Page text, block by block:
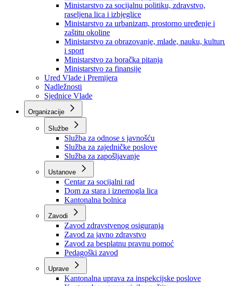
Ministarstvo za privredu
Ministarstvo za pravosuđe, upravu i radne odnose
Ministarstvo za unutrašnje poslove
Ministarstvo za socijalnu politiku, zdravstvo,
raseljena lica i izbjeglice
Ministarstvo za urbanizam, prostorno uređenje i
zaštitu okoline
Ministarstvo za obrazovanje, mlade, nauku,
i sport
Ministarstvo za boračka pitanja
Ministarstvo za finansije
Ured Vlade i Premijera
Nadležnosti
Sjednice Vlade
Organizacije
Službe
Služba za odnose s javnošću
Služba za zajedničke poslove
Služba za zapošljavanje
Ustanove
Centar za socijalni rad
Dom za stara i iznemogla lica
Kantonalna bolnica
Zavodi
Zavod zdravstvenog osiguranja
Zavod za javno zdravstvo
Zavod za besplatnu pravnu pomoć
Pedagoški zavod